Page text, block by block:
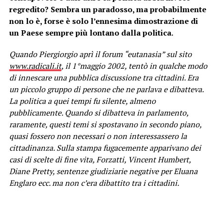
regredito? Sembra un paradosso, ma probabilmente
non lo è, forse è solo l’ennesima dimostrazione di
un Paese sempre più lontano dalla politica.
Quando Piergiorgio aprì il forum “eutanasia” sul sito
www.radicali.it, il 1°maggio 2002, tentò in qualche modo
di innescare una pubblica discussione tra cittadini. Era
un piccolo gruppo di persone che ne parlava e dibatteva.
La politica a quei tempi fu silente, almeno
pubblicamente. Quando si dibatteva in parlamento,
raramente, questi temi si spostavano in secondo piano,
quasi fossero non necessari o non interessassero la
cittadinanza. Sulla stampa fugacemente apparivano dei
casi di scelte di fine vita, Forzatti, Vincent Humbert,
Diane Pretty, sentenze giudiziarie negative per Eluana
Englaro ecc. ma non c’era dibattito tra i cittadini.